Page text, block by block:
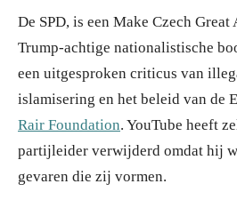
De SPD, is een Make Czech
Trump-achtige nationalistische
een uitgesproken criticus van
islamisering en het beleid van de
Rair Foundation. YouTube heeft
partijleider verwijderd omdat hij
gevaren die zij vormen.